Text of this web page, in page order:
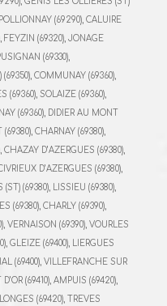
(69290), CALUIRE
FEYZIN (69320), JONAGE
(69330),
COMMUNAY (69360),
(69360), SOLAIZE (69360),
(69360), DIDIER AU MONT
(69380), CHARNAY (69380),
D’AZERGUES (69380),
D’AZERGUES (69380),
(69380), LISSIEU (69380),
(69380), CHARLY (69390),
VERNAISON (69390), VOURLES
GLEIZE (69400), LIERGUES
(69400), VILLEFRANCHE SUR
(69410), AMPUIS (69420),
(69420), TREVES